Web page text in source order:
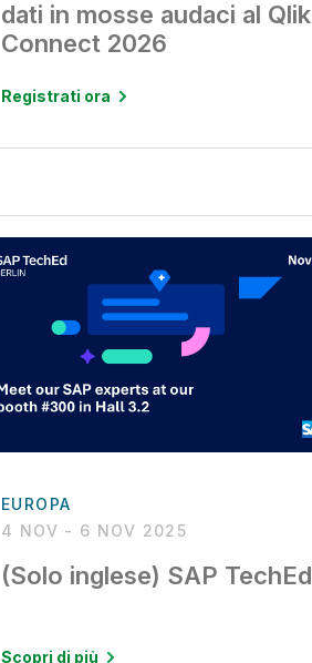
dati in mosse audaci al Qlik
Connect 2026
Registrati ora
EUROPA
4 NOV - 6 NOV 2025
(Solo inglese) SAP TechEd
Scopri di più